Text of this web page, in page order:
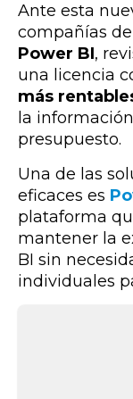
Ante esta
compañías
Power BI,
una licencia
más
la
presupuesto.
Una de las
eficaces es
plataforma
mantener la
BI sin
individuales